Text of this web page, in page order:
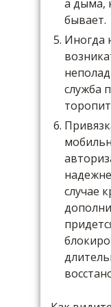
а дыма,
бывает.
Иногда
служба
случае